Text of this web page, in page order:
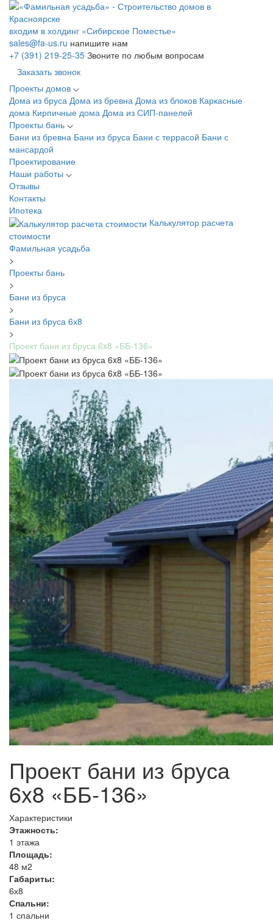
входим в холдинг «Сибирское Поместье»
sales@fa-us.ru напишите нам
+7 (391) 219-25-35 Звоните по любым вопросам
Заказать звонок
Проекты домов
Дома из бруса Дома из бревна Дома из блоков Каркасные
дома Кирпичные дома Дома из СИП-панелей
Проекты бань
Бани из бревна Бани из бруса Бани с террасой Бани с
мансардой
Проектирование
Наши работы
Отзывы
Контакты
Ипотека
Калькулятор расчета
стоимости
Фамильная усадьба
>
Проекты бань
>
Бани из бруса
>
Бани из бруса 6х8
>
Проект бани из бруса 6x8 «ББ-136»
Проект бани из бруса
6x8 «ББ-136»
Характеристики
Этажность:
1 этажа
Площадь:
48 м2
Габариты:
6х8
Спальни:
1 спальни